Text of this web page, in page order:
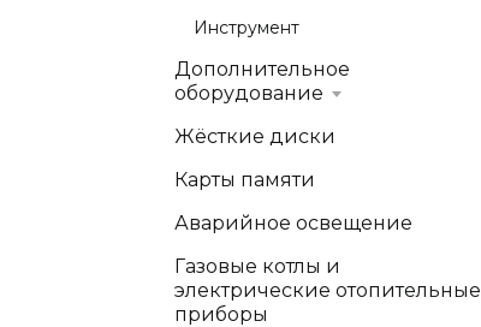
Инструмент
Дополнительное
оборудование
Жёсткие диски
Карты памяти
Аварийное освещение
Газовые котлы и
электрические отопительные
приборы